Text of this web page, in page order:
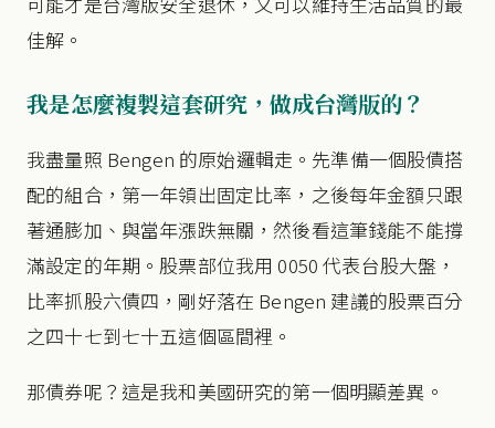
佳解。
我是怎麼複製這套研究，做成台灣版的？
我盡量照 Bengen 的原始邏輯走。先準備一個股債搭
配的組合，第一年領出固定比率，之後每年金額只跟
著通膨加、與當年漲跌無關，然後看這筆錢能不能撐
滿設定的年期。股票部位我用 0050 代表台股大盤，
比率抓股六債四，剛好落在 Bengen 建議的股票百分
之四十七到七十五這個區間裡。
那債券呢？這是我和美國研究的第一個明顯差異。